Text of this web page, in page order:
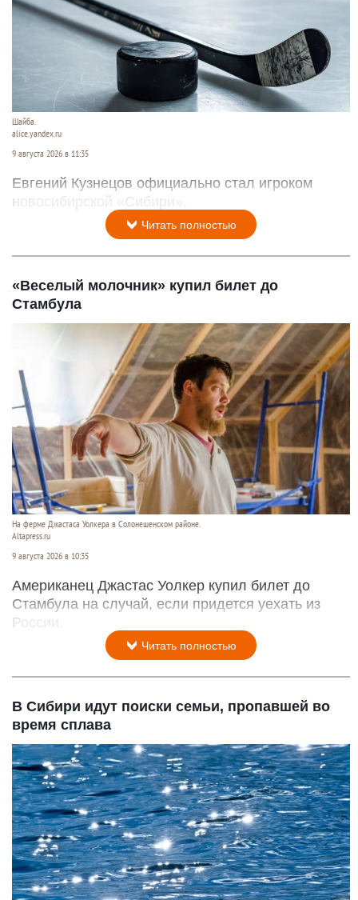
Шайба.
alice.yandex.ru
9 августа 2026 в 11:35
Евгений Кузнецов официально стал игроком
новосибирской «Сибири».
Читать полностью
«Веселый молочник» купил билет до
Стамбула
На ферме Джастаса Уолкера в Солонешенском районе.
Altapress.ru
9 августа 2026 в 10:35
Американец Джастас Уолкер купил билет до
Стамбула на случай, если придется уехать из
России.
Читать полностью
В Сибири идут поиски семьи, пропавшей во
время сплава